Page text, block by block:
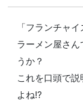
「フランチャ
ラーメン屋さ
うか？
これを口頭で
よね!?